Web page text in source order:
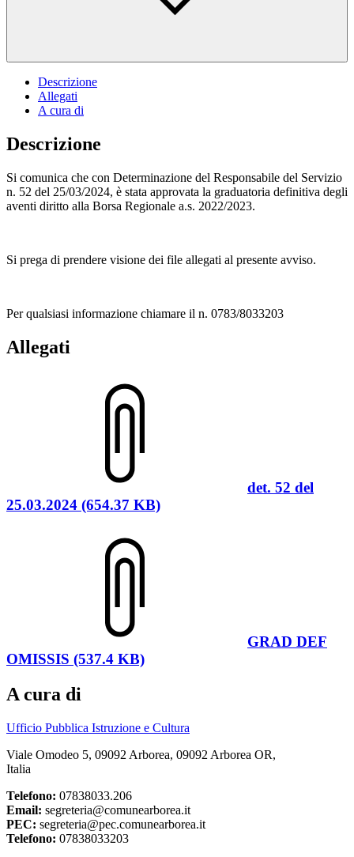
Descrizione
Allegati
A cura di
Descrizione
Si comunica che con Determinazione del Responsabile del Servizio
n. 52 del 25/03/2024, è stata approvata la graduatoria definitiva degli
aventi diritto alla Borsa Regionale a.s. 2022/2023.
Si prega di prendere visione dei file allegati al presente avviso.
Per qualsiasi informazione chiamare il n. 0783/8033203
Allegati
det. 52 del
25.03.2024 (654.37 KB)
GRAD DEF
OMISSIS (537.4 KB)
A cura di
Ufficio Pubblica Istruzione e Cultura
Viale Omodeo 5, 09092 Arborea, 09092 Arborea OR,
Italia
Telefono: 07838033.206
Email: segreteria@comunearborea.it
PEC: segreteria@pec.comunearborea.it
Telefono: 07838033203